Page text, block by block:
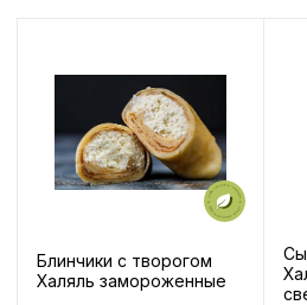
Блинчики с творогом
Халяль замороженные